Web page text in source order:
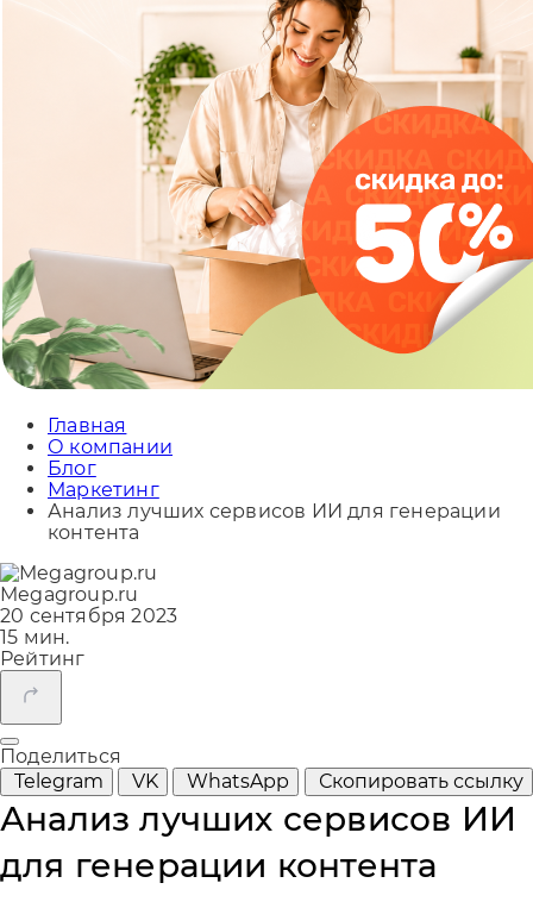
Главная
О компании
Блог
Маркетинг
Анализ лучших сервисов ИИ для генерации
контента
Megagroup.ru
20 сентября 2023
15 мин.
Рейтинг
Поделиться
Telegram
VK WhatsApp Скопировать ссылку
Анализ лучших сервисов ИИ
для генерации контента